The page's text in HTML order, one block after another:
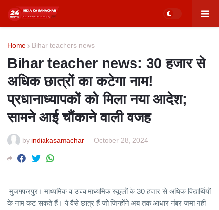
Home Bihar teachers news
Bihar teacher news: 30 हजार से
अधिक छात्रों का कटेगा नाम!
प्रधानाध्यापकों को मिला नया आदेश;
सामने आई चौंकाने वाली वजह
by indiakasamachar—October 28, 2024
मुजफ्फरपुर। माध्यमिक व उच्च माध्यमिक स्कूलों के 30 हजार से अधिक विद्यार्थियों
के नाम कट सकते हैं। ये वैसे छात्र हैं जो जिन्होंने अब तक आधार नंबर जमा नहीं